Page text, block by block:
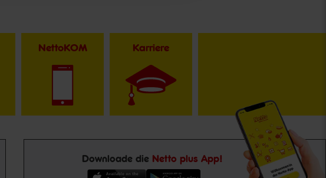
NettoKOM Karriere
Downloade die Netto plus App!